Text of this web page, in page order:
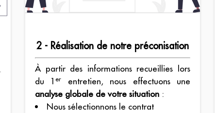
2 - Réalisation de notre préconisation
À partir des informations recueillies lors
du 1 er
entretien, nous effectuons une
analyse globale de votre situation :
Nous sélectionnons le contrat